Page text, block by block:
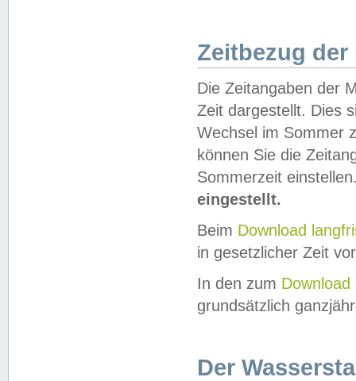
Zeitbezug der
Die Zeitangaben der
Zeit dargestellt. Dies
Wechsel im Sommer
können Sie die
Sommerzeit
eingestellt.
Beim Download
in gesetzlicher Zeit
In den zum Download
grundsätzlich
Der